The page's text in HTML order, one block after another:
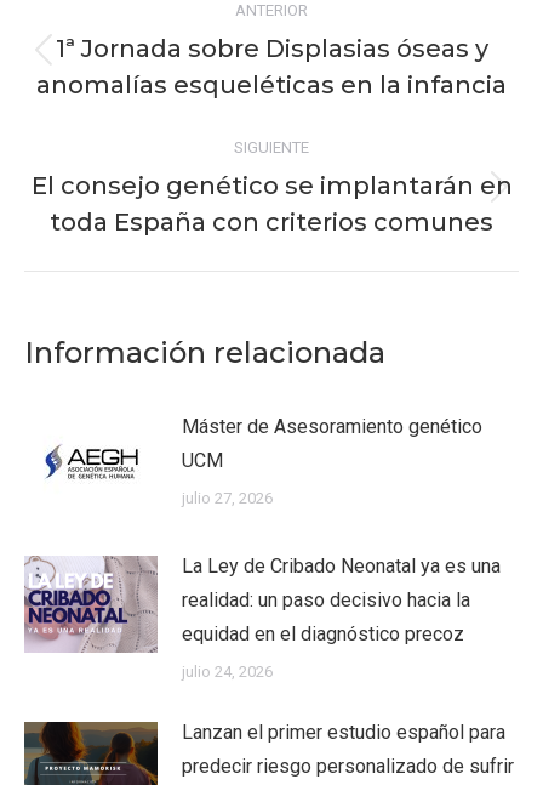
entre
publicaciones
ANTERIOR
Publicación
anterior:
1ª Jornada sobre Displasias óseas y
anomalías esqueléticas en la infancia
SIGUIENTE
Publicación
siguiente:
El consejo genético se implantarán en
toda España con criterios comunes
Información relacionada
Máster de Asesoramiento genético
UCM
julio 27, 2026
La Ley de Cribado Neonatal ya es una
realidad: un paso decisivo hacia la
equidad en el diagnóstico precoz
julio 24, 2026
Lanzan el primer estudio español para
predecir riesgo personalizado de sufrir